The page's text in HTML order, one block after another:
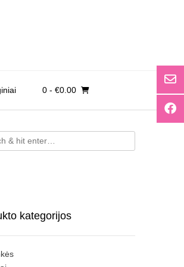
0- €0.00
kategorijos